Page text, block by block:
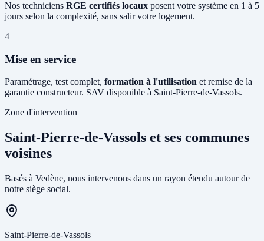
Nos techniciens RGE certifiés locaux posent votre système en 1 à 5
jours selon la complexité, sans salir votre logement.
4
Mise en service
Paramétrage, test complet, formation à l'utilisation et remise de la
garantie constructeur. SAV disponible à Saint-Pierre-de-Vassols.
Zone d'intervention
Saint-Pierre-de-Vassols et ses communes
voisines
Basés à Vedène, nous intervenons dans un rayon étendu autour de
notre siège social.
Saint-Pierre-de-Vassols